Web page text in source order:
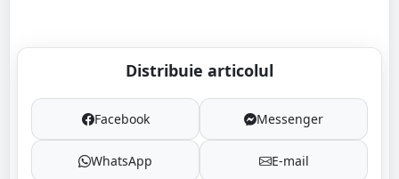
Distribuie articolul
Facebook Messenger
WhatsApp E-mail